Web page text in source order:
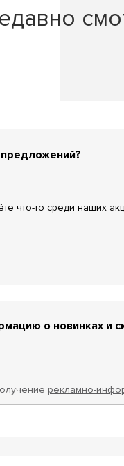
что-то среди наших
о новинках и
рекламно-